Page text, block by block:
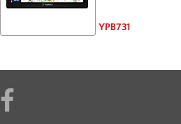
YPB731